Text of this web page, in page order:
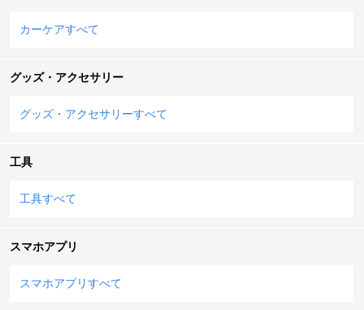
カーケアすべて
グッズ・アクセサリー
グッズ・アクセサリーすべて
工具
工具すべて
スマホアプリ
スマホアプリすべて